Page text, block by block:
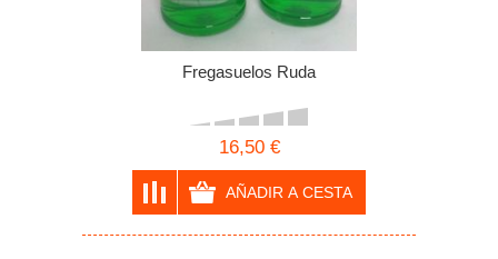
Fregasuelos Ruda
16,50 €